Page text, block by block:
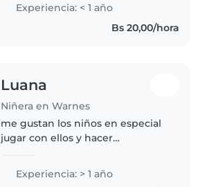
niños, incluso con mascotas
cerca. Estudiante universitaria
Experiencia: < 1 año
Bs 20,00/hora
Luana
Niñera en Warnes
me gustan los niños en especial
jugar con ellos y hacer
cocinar y hacer postres, tambien
Experiencia: > 1 año